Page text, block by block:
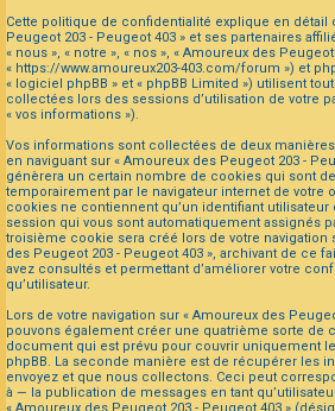
Cette politique de confidentialité explique en détail
Peugeot 203 - Peugeot 403 » et ses partenaires
« nous », « notre », « nos », « Amoureux des
« https://www.amoureux203-403.com/forum ») et
« logiciel phpBB » et « phpBB Limited ») utilisent
collectées lors des sessions d’utilisation de votre
« vos informations »).
Vos informations sont collectées de deux
en naviguant sur « Amoureux des Peugeot 203 -
génèrera un certain nombre de cookies qui sont
temporairement par le navigateur internet de votre
cookies ne contiennent qu’un identifiant utilisateur
session qui vous sont automatiquement assignés
troisième cookie sera créé lors de votre navigation
des Peugeot 203 - Peugeot 403 », archivant de ce
avez consultés et permettant d’améliorer votre
qu’utilisateur.
Lors de votre navigation sur « Amoureux des
pouvons également créer une quatrième sorte de
document qui est prévu pour couvrir uniquement
phpBB. La seconde manière est de récupérer les
envoyez et que nous collectons. Ceci peut
à — la publication de messages en tant